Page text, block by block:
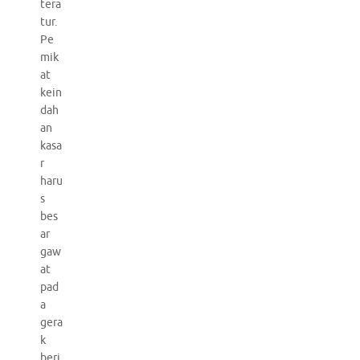
tera
tur.
Pe
mik
at
kein
dah
an
kasa
r
haru
s
bes
ar
gaw
at
pad
a
gera
k